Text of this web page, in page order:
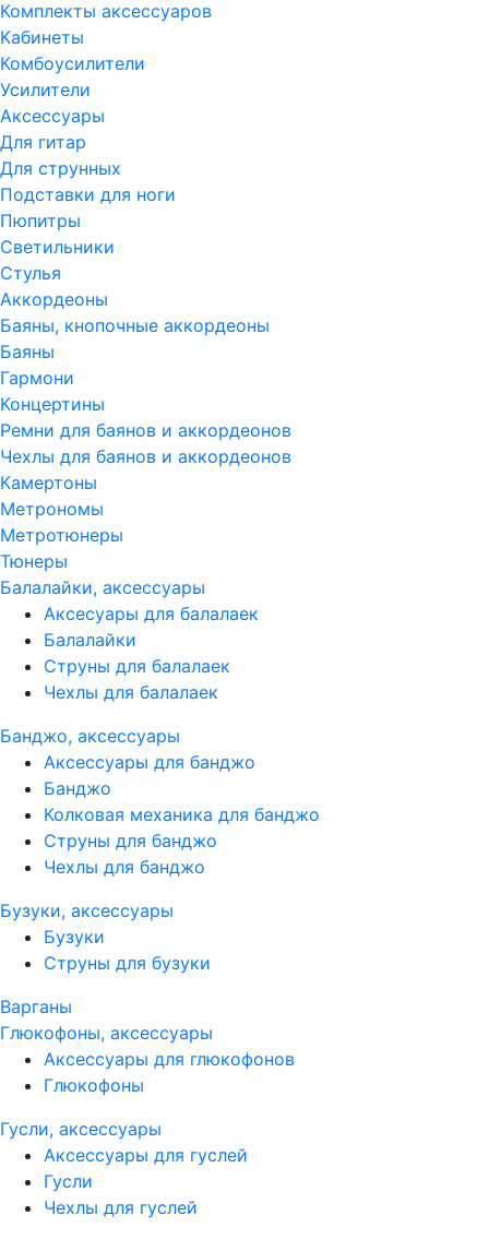
Комплекты аксессуаров
Кабинеты
Комбоусилители
Усилители
Аксессуары
Для гитар
Для струнных
Подставки для ноги
Пюпитры
Светильники
Стулья
Аккордеоны
Баяны, кнопочные аккордеоны
Баяны
Гармони
Концертины
Ремни для баянов и аккордеонов
Чехлы для баянов и аккордеонов
Камертоны
Метрономы
Метротюнеры
Тюнеры
Балалайки, аксессуары
Аксесуары для балалаек
Балалайки
Струны для балалаек
Чехлы для балалаек
Банджо, аксессуары
Аксессуары для банджо
Банджо
Колковая механика для банджо
Струны для банджо
Чехлы для банджо
Бузуки, аксессуары
Бузуки
Струны для бузуки
Варганы
Глюкофоны, аксессуары
Аксессуары для глюкофонов
Глюкофоны
Гусли, аксессуары
Аксессуары для гуслей
Гусли
Чехлы для гуслей